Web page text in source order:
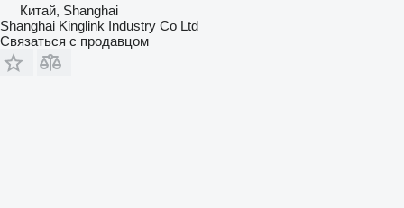
Китай, Shanghai
Shanghai Kinglink Industry Co Ltd
Связаться с продавцом